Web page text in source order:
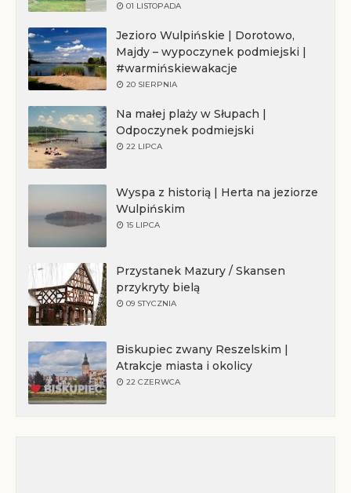
01 LISTOPADA
Jezioro Wulpińskie | Dorotowo,
Majdy – wypoczynek podmiejski |
#warmińskiewakacje
20 SIERPNIA
Na małej plaży w Słupach |
Odpoczynek podmiejski
22 LIPCA
Wyspa z historią | Herta na jeziorze
Wulpińskim
15 LIPCA
Przystanek Mazury / Skansen
przykryty bielą
09 STYCZNIA
Biskupiec zwany Reszelskim |
Atrakcje miasta i okolicy
22 CZERWCA